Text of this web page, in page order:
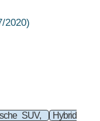
2020)
SUV,
Hybrid